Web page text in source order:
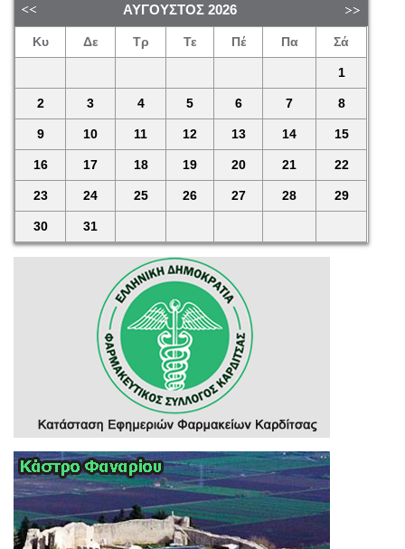
ΑΎΓΟΥΣΤΟΣ 2026
Κυ Δε Τρ Τε Πέ Πα Σά
1
2 3 4 5 6 7 8
9 10 11 12 13 14 15
16 17 18 19 20 21 22
23 24 25 26 27 28 29
30 31